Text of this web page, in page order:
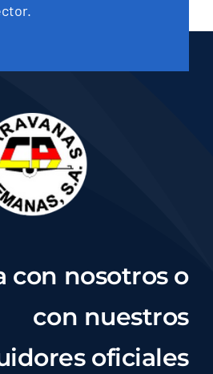
con nosotros o
con nuestros
oficiales